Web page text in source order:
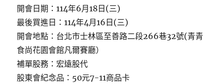
開會日期：114年6月18日(三)
最後買進日：114年4月16日(三)
開會地點：台北市士林區至善路二段266巷32號(青青
食尚花園會館凡爾賽廳）
補單股務：宏遠股代
股東會紀念品：50元7-11商品卡